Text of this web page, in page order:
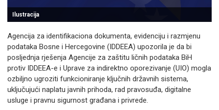
Ilustracija
Agencija za identifikaciona dokumenta, evidenciju i razmjenu
podataka Bosne i Hercegovine (IDDEEA) upozorila je da bi
posljednja rješenja Agencije za zaštitu ličnih podataka BiH
protiv IDDEEA-e i Uprave za indirektno oporezivanje (UIO) mogla
ozbiljno ugroziti funkcioniranje ključnih državnih sistema,
uključujući naplatu javnih prihoda, rad pravosuđa, digitalne
usluge i pravnu sigurnost građana i privrede.